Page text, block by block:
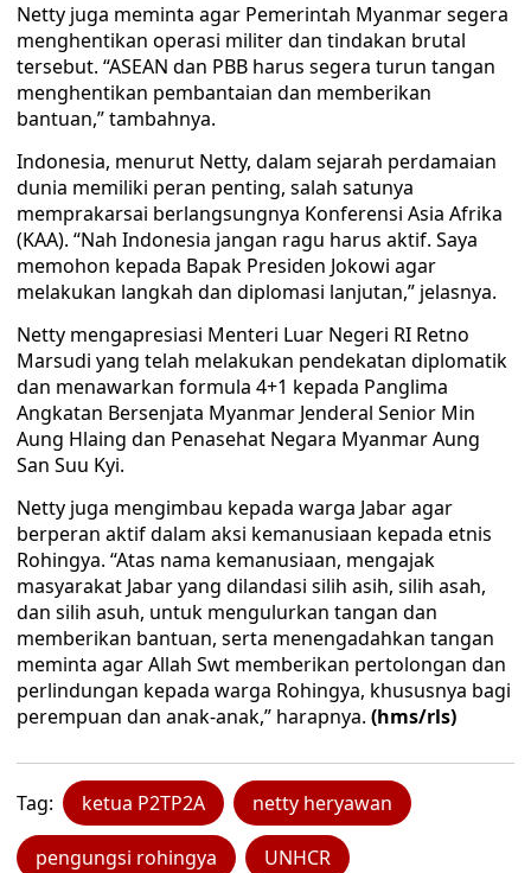
Netty juga meminta agar Pemerintah Myanmar segera
menghentikan operasi militer dan tindakan brutal
tersebut. “ASEAN dan PBB harus segera turun tangan
menghentikan pembantaian dan memberikan
bantuan,” tambahnya.
Indonesia, menurut Netty, dalam sejarah perdamaian
dunia memiliki peran penting, salah satunya
memprakarsai berlangsungnya Konferensi Asia Afrika
(KAA). “Nah Indonesia jangan ragu harus aktif. Saya
memohon kepada Bapak Presiden Jokowi agar
melakukan langkah dan diplomasi lanjutan,” jelasnya.
Netty mengapresiasi Menteri Luar Negeri RI Retno
Marsudi yang telah melakukan pendekatan diplomatik
dan menawarkan formula 4+1 kepada Panglima
Angkatan Bersenjata Myanmar Jenderal Senior Min
Aung Hlaing dan Penasehat Negara Myanmar Aung
San Suu Kyi.
Netty juga mengimbau kepada warga Jabar agar
berperan aktif dalam aksi kemanusiaan kepada etnis
Rohingya. “Atas nama kemanusiaan, mengajak
masyarakat Jabar yang dilandasi silih asih, silih asah,
dan silih asuh, untuk mengulurkan tangan dan
memberikan bantuan, serta menengadahkan tangan
meminta agar Allah Swt memberikan pertolongan dan
perlindungan kepada warga Rohingya, khususnya bagi
perempuan dan anak-anak,” harapnya. (hms/rls)
Tag: ketua P2TP2A netty heryawan
pengungsi rohingya UNHCR